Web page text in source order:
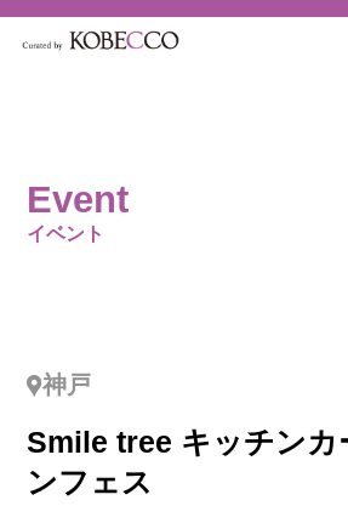
Event
イベント
神戸
Smile tree キッチンカ
ンフェス